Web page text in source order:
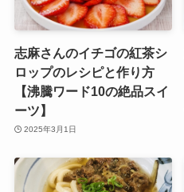
志麻さんのイチゴの紅茶シ
ロップのレシピと作り方
【沸騰ワード10の絶品スイ
ーツ】
2025年3月1日